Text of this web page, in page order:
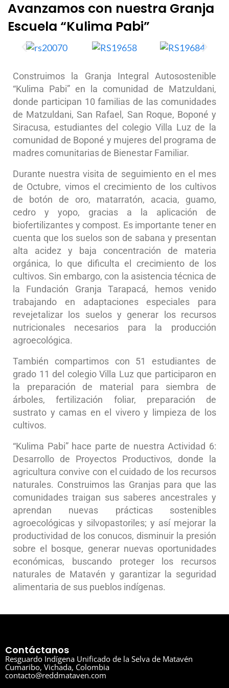
Avanzamos con nuestra Granja
Escuela “Kulima Pabi”
Construimos la Granja Integral Autosostenible
“Kulima Pabi” en la comunidad de Matzuldani,
donde participan 10 familias de las comunidades
de Matzuldani, San Rafael, San Roque, Boponé y
Siracusa, estudiantes del colegio Villa Luz de la
comunidad de Boponé y mujeres del programa de
madres comunitarias de Bienestar Familiar.
Durante nuestra visita de seguimiento en el mes
de Octubre, vimos el crecimiento de los cultivos
de botón de oro, matarratón, acacia, guamo,
cedro y yopo, gracias a la aplicación de
biofertilizantes y compost. Es importante tener en
cuenta que los suelos son de sabana y presentan
alta acidez y baja concentración de materia
orgánica, lo que dificulta el crecimiento de los
cultivos. Sin embargo, con la asistencia técnica de
la Fundación Granja Tarapacá, hemos venido
trabajando en adaptaciones especiales para
revejetalizar los suelos y generar los recursos
nutricionales necesarios para la producción
agroecológica.
También compartimos con 51 estudiantes de
grado 11 del colegio Villa Luz que participaron en
la preparación de material para siembra de
árboles, fertilización foliar, preparación de
sustrato y camas en el vivero y limpieza de los
cultivos.
“Kulima Pabi” hace parte de nuestra Actividad 6:
Desarrollo de Proyectos Productivos, donde la
agricultura convive con el cuidado de los recursos
naturales. Construimos las Granjas para que las
comunidades traigan sus saberes ancestrales y
aprendan nuevas prácticas sostenibles
agroecológicas y silvopastoriles; y así mejorar la
productividad de los conucos, disminuir la presión
sobre el bosque, generar nuevas oportunidades
económicas, buscando proteger los recursos
naturales de Matavén y garantizar la seguridad
alimentaria de sus pueblos indígenas.
Contáctanos
Resguardo Indígena Unificado de la Selva de Matavén
Cumaribo, Vichada, Colombia
contacto@reddmataven.com